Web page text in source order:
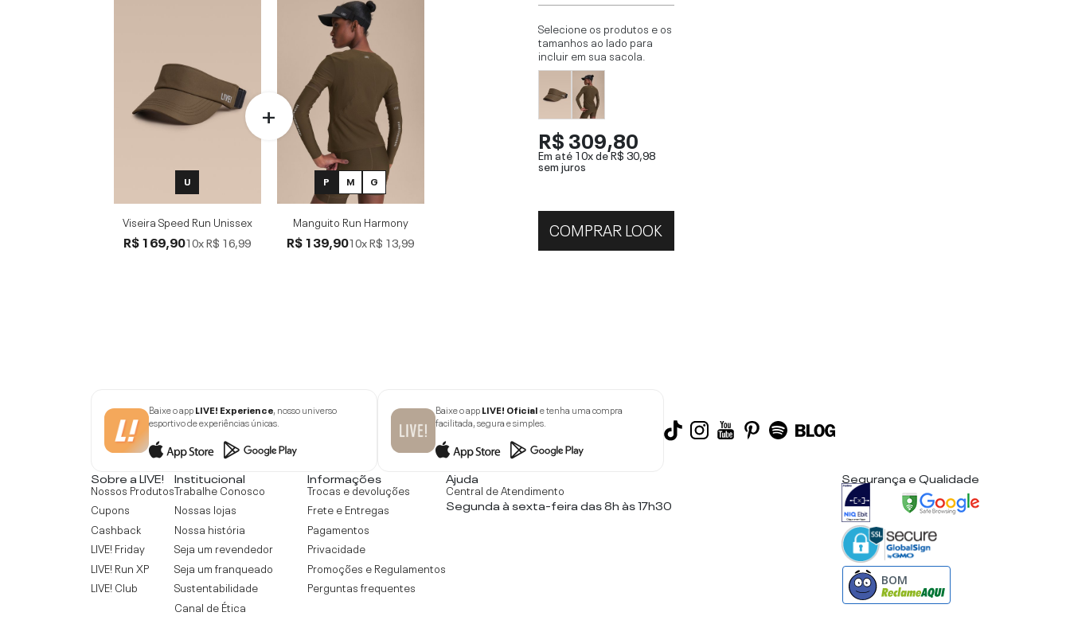
U
Viseira Speed Run Unissex
R$ 169,9010xR$ 16,99
P M G
Manguito Run Harmony
R$ 139,9010xR$ 13,99
Selecione os produtos e os
tamanhos ao lado para
incluir em sua sacola.
R$ 309,80
Em até 10x deR$ 30,98
sem juros
COMPRAR LOOK
Baixe o appLIVE! Experience, nosso universo
esportivo de experiências únicas.
Baixe o appLIVE! Oficiale tenha uma compra
facilitada, segura e simples.
Sobre a LIVE!
Nossos Produtos
Cupons
Cashback
LIVE! Friday
LIVE! Run XP
LIVE! Club
Institucional
Trabalhe Conosco
Nossas lojas
Nossa história
Seja um revendedor
Seja um franqueado
Sustentabilidade
Canal de Ética
Informações
Trocas e devoluções
Frete e Entregas
Pagamentos
Privacidade
Promoções e Regulamentos
Perguntas frequentes
Ajuda
Central de Atendimento
Segunda à sexta-feira das 8h às 17h30
Segurança e Qualidade
BOM